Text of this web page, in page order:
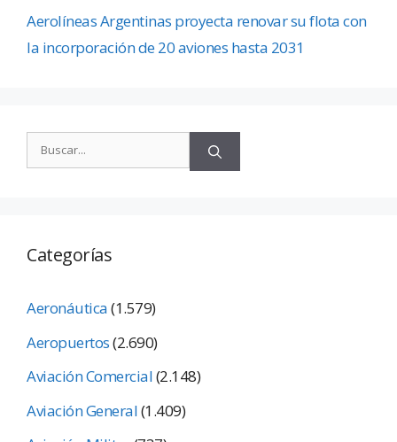
Aerolíneas Argentinas proyecta renovar su flota con
la incorporación de 20 aviones hasta 2031
Categorías
Aeronáutica(1.579)
Aeropuertos(2.690)
Aviación Comercial(2.148)
Aviación General(1.409)